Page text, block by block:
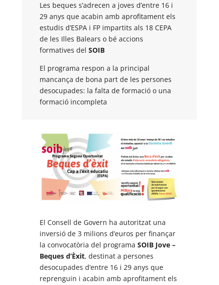
Les beques s’adrecen a joves d’entre 16 i
29 anys que acabin amb aprofitament els
estudis d’ESPA i FP impartits als 18 CEPA
de les Illes Balears o bé accions
formatives del SOIB
El programa respon a la principal
mancança de bona part de les persones
desocupades: la falta de formació o una
formació incompleta
El Consell de Govern ha autoritzat una
inversió de 3 milions d’euros per finançar
la convocatòria del programa SOIB Jove –
Beques d’Èxit, destinat a persones
desocupades d’entre 16 i 29 anys que
reprenguin i acabin amb aprofitament els